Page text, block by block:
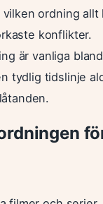
ordning
konflikter.
är vanliga
tydlig tidslinje